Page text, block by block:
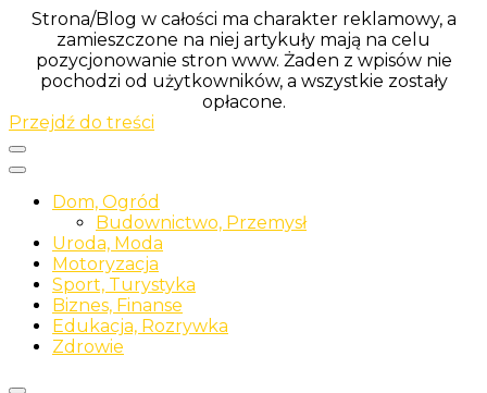
Strona/Blog w całości ma charakter reklamowy, a
zamieszczone na niej artykuły mają na celu
pozycjonowanie stron www. Żaden z wpisów nie
pochodzi od użytkowników, a wszystkie zostały
opłacone.
Przejdź do treści
Dom, Ogród
Budownictwo, Przemysł
Uroda, Moda
Motoryzacja
Sport, Turystyka
Biznes, Finanse
Edukacja, Rozrywka
Zdrowie